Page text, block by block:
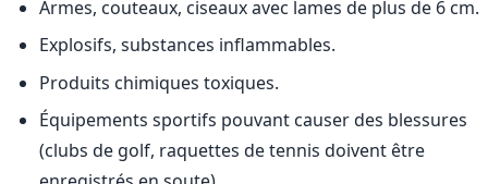
Armes, couteaux, ciseaux avec lames de plus de 6 cm.
Explosifs, substances inflammables.
Produits chimiques toxiques.
Équipements sportifs pouvant causer des blessures
(clubs de golf, raquettes de tennis doivent être